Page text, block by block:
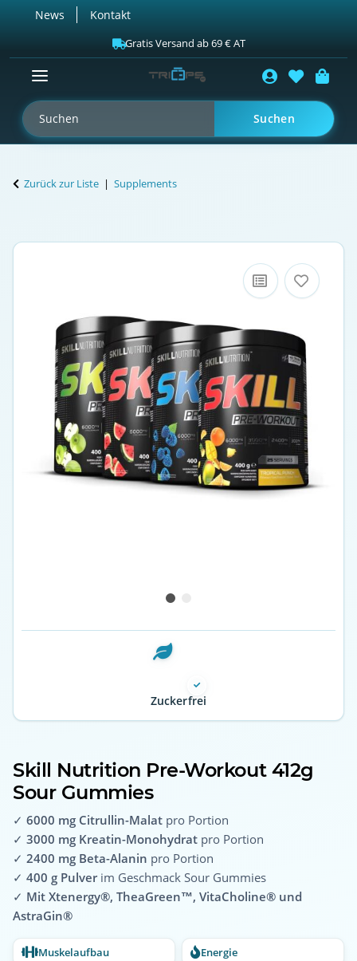
News Kontakt
Gratis Versand ab 69 € AT
Suchen
Zurück zur Liste Supplements
Zuckerfrei
Skill Nutrition Pre-Workout 412g
Sour Gummies
✓ 6000 mg Citrullin-Malat pro Portion
✓ 3000 mg Kreatin-Monohydrat pro Portion
✓ 2400 mg Beta-Alanin pro Portion
✓ 400 g Pulverim Geschmack Sour Gummies
✓ Mit Xtenergy®, TheaGreen™, VitaCholine® und
AstraGin®
Muskelaufbau Energie